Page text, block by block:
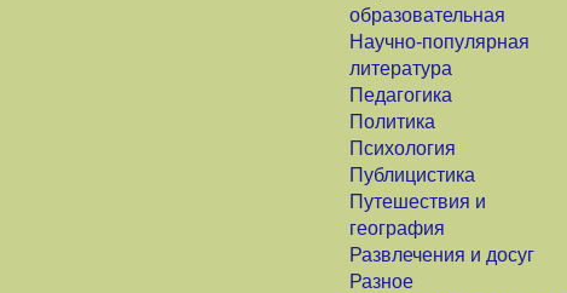
образовательная
Научно-популярная
литература
Педагогика
Политика
Психология
Публицистика
Путешествия и
география
Развлечения и досуг
Разное